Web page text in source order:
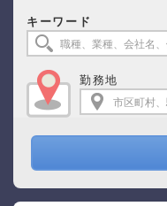
キーワード
勤務地